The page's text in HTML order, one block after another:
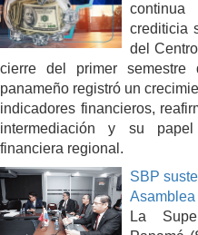
crediticia
del
cierre del primer
panameño registró un
indicadores financieros,
intermediación y su papel
financiera regional.
SBP
Asamblea
La